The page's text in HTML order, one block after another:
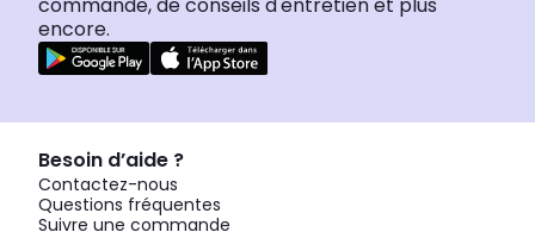
commande, de conseils d'entretien et plus
encore.
Besoin d’aide ?
Contactez-nous
Questions fréquentes
Suivre une commande